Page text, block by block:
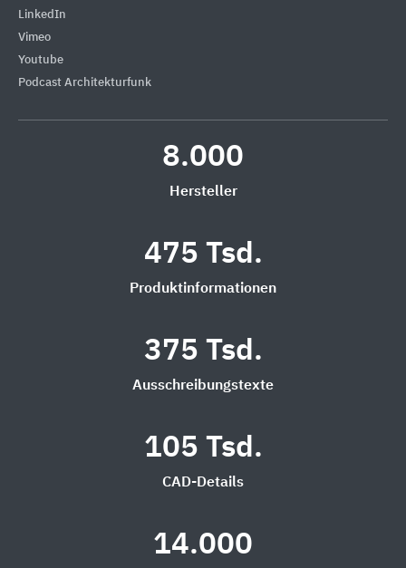
LinkedIn
Vimeo
Youtube
Podcast Architekturfunk
8.000
Hersteller
475 Tsd.
Produktinformationen
375 Tsd.
Ausschreibungstexte
105 Tsd.
CAD-Details
14.000